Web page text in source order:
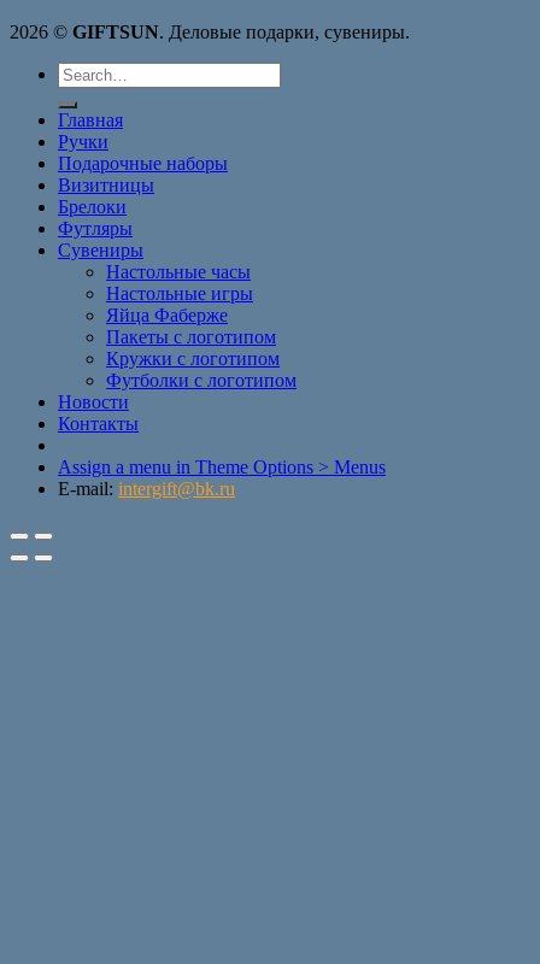
2026 © GIFTSUN. Деловые подарки, сувениры.
Search
for:
Главная
Ручки
Подарочные наборы
Визитницы
Брелоки
Футляры
Сувениры
Настольные часы
Настольные игры
Яйца Фаберже
Пакеты с логотипом
Кружки с логотипом
Футболки с логотипом
Новости
Контакты
Assign a menu in Theme Options > Menus
E-mail: intergift@bk.ru